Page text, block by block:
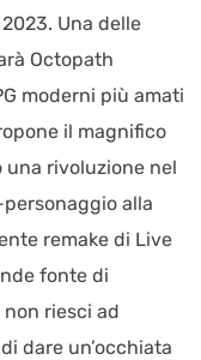
Una delle
Octopath
moderni più amati
il magnifico
rivoluzione nel
alla
remake di Live
fonte di
riesci ad
dare un’occhiata